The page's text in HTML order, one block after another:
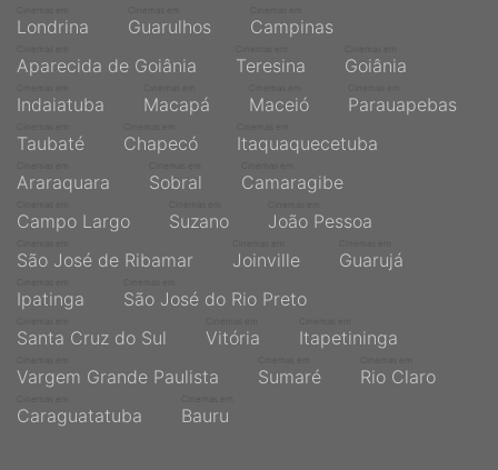
Londrina Guarulhos Campinas
Aparecida de Goiânia Teresina Goiânia
Indaiatuba Macapá Maceió Parauapebas
Taubaté Chapecó Itaquaquecetuba
Araraquara Sobral Camaragibe
Campo Largo Suzano João Pessoa
São José de Ribamar Joinville Guarujá
Ipatinga São José do Rio Preto
Santa Cruz do Sul Vitória Itapetininga
Vargem Grande Paulista Sumaré Rio Claro
Caraguatatuba Bauru